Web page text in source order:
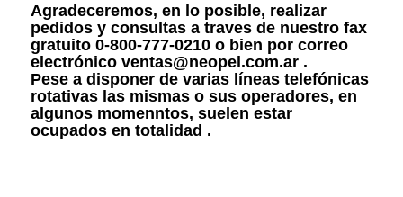
Agradeceremos, en lo posible, realizar
pedidos y consultas a traves de nuestro fax
gratuito 0-800-777-0210 o bien por correo
electrónico ventas@neopel.com.ar .
Pese a disponer de varias líneas telefónicas
rotativas las mismas o sus operadores, en
algunos momenntos, suelen estar
ocupados en totalidad .